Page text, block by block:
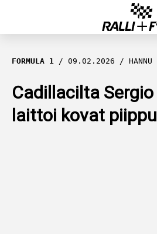
FORMULA 1
RALLI
KALLE ROVANPERÄ
FORMULA 1 09.02.2026
Cadillacilta
laittoi kovat